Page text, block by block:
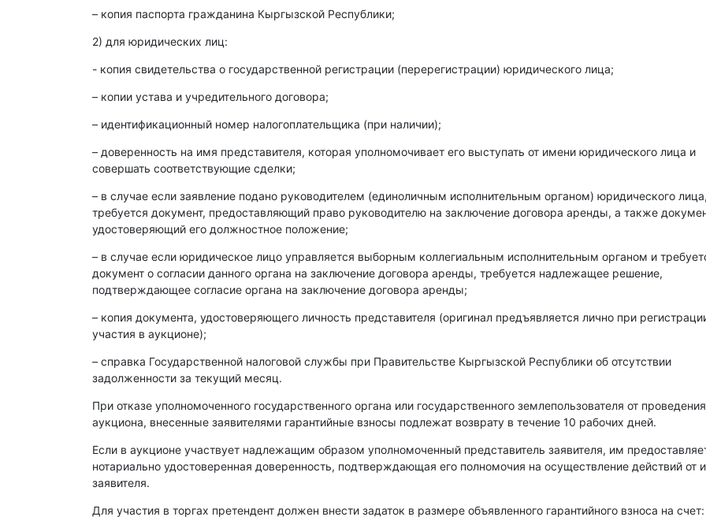
– копия паспорта гражданина Кыргызской Республики;
2) для юридических лиц:
- копия свидетельства о государственной регистрации (перерегистрации) юридического лица;
– копии устава и учредительного договора;
– идентификационный номер налогоплательщика (при наличии);
– доверенность на имя представителя, которая уполномочивает его выступать от имени юридического лица и
совершать соответствующие сделки;
– в случае если заявление подано руководителем (единоличным исполнительным органом) юридического лица,
требуется документ, предоставляющий право руководителю на заключение договора аренды, а также
удостоверяющий его должностное положение;
– в случае если юридическое лицо управляется выборным коллегиальным исполнительным органом и
документ о согласии данного органа на заключение договора аренды, требуется надлежащее решение,
подтверждающее согласие органа на заключение договора аренды;
– копия документа, удостоверяющего личность представителя (оригинал предъявляется лично при
участия в аукционе);
– справка Государственной налоговой службы при Правительстве Кыргызской Республики об отсутствии
задолженности за текущий месяц.
При отказе уполномоченного государственного органа или государственного землепользователя от проведения
аукциона, внесенные заявителями гарантийные взносы подлежат возврату в течение 10 рабочих дней.
Если в аукционе участвует надлежащим образом уполномоченный представитель заявителя, им
нотариально удостоверенная доверенность, подтверждающая его полномочия на осуществление действий от
заявителя.
Для участия в торгах претендент должен внести задаток в размере объявленного гарантийного взноса на счет: